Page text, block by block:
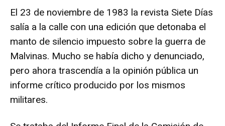
El 23 de noviembre de 1983 la revista Siete Días
salía a la calle con una edición que detonaba el
manto de silencio impuesto sobre la guerra de
Malvinas. Mucho se había dicho y denunciado,
pero ahora trascendía a la opinión pública un
informe crítico producido por los mismos
militares.